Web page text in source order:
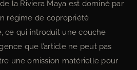
la Riviera Maya est dominé par
régime de copropriété
ce qui introduit une couche
que l’article ne peut pas
une omission matérielle pour